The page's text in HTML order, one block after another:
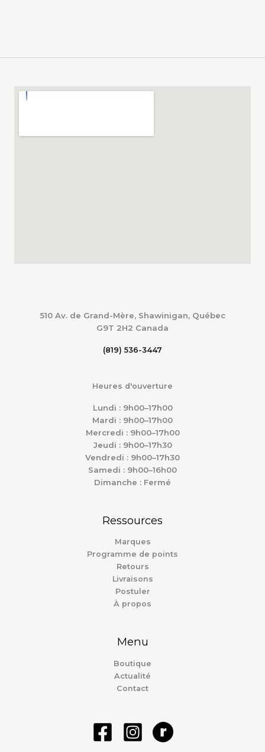
510 Av. de Grand-Mère, Shawinigan, Québec
G9T 2H2 Canada
(819) 536-3447
Heures d'ouverture
Lundi : 9h00–17h00
Mardi : 9h00–17h00
Mercredi : 9h00–17h00
Jeudi : 9h00–17h30
Vendredi : 9h00–17h30
Samedi : 9h00–16h00
Dimanche : Fermé
Ressources
Marques
Programme de points
Retours
Livraisons
Postuler
À propos
Menu
Boutique
Actualité
Contact